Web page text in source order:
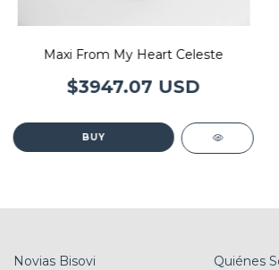
Maxi From My Heart Celeste
$3947.07 USD
BUY
Novias Bisovi Quiénes